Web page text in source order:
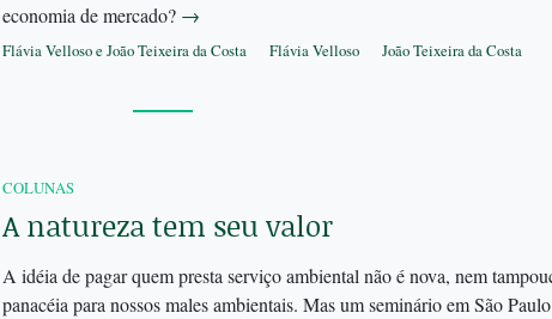
economia de mercado? →
Flávia Velloso e João Teixeira da Costa Flávia Velloso João Teixeira da Costa
COLUNAS
A natureza tem seu valor
A idéia de pagar quem presta serviço ambiental não é nova, nem
panacéia para nossos males ambientais. Mas um seminário em São